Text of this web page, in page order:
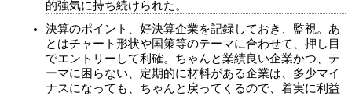
的強気に持ち続けられた。
決算のポイント、好決算企業を記録しておき、監視。あ
とはチャート形状や国策等のテーマに合わせて、押し目
でエントリーして利確。ちゃんと業績良い企業かつ、テ
ーマに困らない、定期的に材料がある企業は、多少マイ
ナスになっても、ちゃんと戻ってくるので、着実に利益